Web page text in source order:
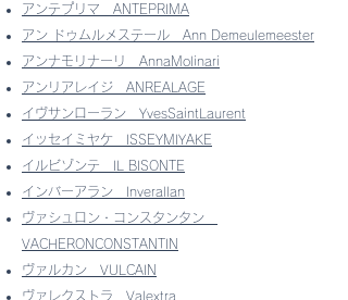
アンテプリマ
ANTEPRIMA
アン ドゥムルメステール
Ann Demeulemeester
アンナモリナーリ
AnnaMolinari
アンリアレイジ
ANREALAGE
イヴサンローラン
YvesSaintLaurent
イッセイミヤケ
ISSEYMIYAKE
イルビゾンテ
IL BISONTE
インバーアラン
Inverallan
ヴァシュロン・コンスタンタン
VACHERONCONSTANTIN
ヴァルカン
VULCAIN
ヴァレクストラ
Valextra